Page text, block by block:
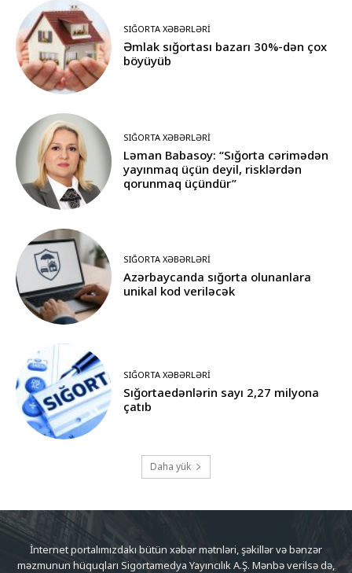
SIĞORTA XƏBƏRLƏRI
Əmlak sığortası bazarı 30%-dən çox
böyüyüb
SIĞORTA XƏBƏRLƏRI
Ləman Babasoy: “Sığorta cərimədən
yayınmaq üçün deyil, risklərdən
qorunmaq üçündür”
SIĞORTA XƏBƏRLƏRI
Azərbaycanda sığorta olunanlara
unikal kod veriləcək
SIĞORTA XƏBƏRLƏRI
Sığortaedənlərin sayı 2,27 milyona
çatıb
Daha yük
İnternet portalımızdakı bütün xəbər mətnləri, şəkillər və bənzər
məzmunun hüquqları Sigortamedya Yayıncılık A.Ş. Mənbə verilsə də,